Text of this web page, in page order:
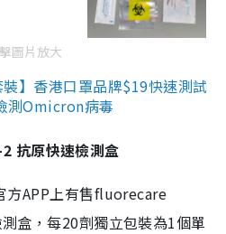
圖片放大
】香港口罩品牌$19快速測試
測Omicron病毒
抗原快速檢測盒
方APP上有售fluorecare
盒，每20劑獨立包裝為1個單